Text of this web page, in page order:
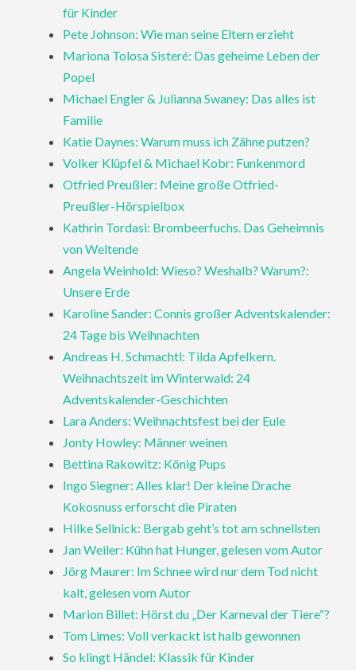
für Kinder
Pete Johnson: Wie man seine Eltern erzieht
Mariona Tolosa Sisteré: Das geheime Leben der
Popel
Michael Engler & Julianna Swaney: Das alles ist
Familie
Katie Daynes: Warum muss ich Zähne putzen?
Volker Klüpfel & Michael Kobr: Funkenmord
Otfried Preußler: Meine große Otfried-
Preußler-Hörspielbox
Kathrin Tordasi: Brombeerfuchs. Das Geheimnis
von Weltende
Angela Weinhold: Wieso? Weshalb? Warum?:
Unsere Erde
Karoline Sander: Connis großer Adventskalender:
24 Tage bis Weihnachten
Andreas H. Schmachtl: Tilda Apfelkern.
Weihnachtszeit im Winterwald: 24
Adventskalender-Geschichten
Lara Anders: Weihnachtsfest bei der Eule
Jonty Howley: Männer weinen
Bettina Rakowitz: König Pups
Ingo Siegner: Alles klar! Der kleine Drache
Kokosnuss erforscht die Piraten
Hilke Sellnick: Bergab geht’s tot am schnellsten
Jan Weiler: Kühn hat Hunger, gelesen vom Autor
Jörg Maurer: Im Schnee wird nur dem Tod nicht
kalt, gelesen vom Autor
Marion Billet: Hörst du „Der Karneval der Tiere“?
Tom Limes: Voll verkackt ist halb gewonnen
So klingt Händel: Klassik für Kinder